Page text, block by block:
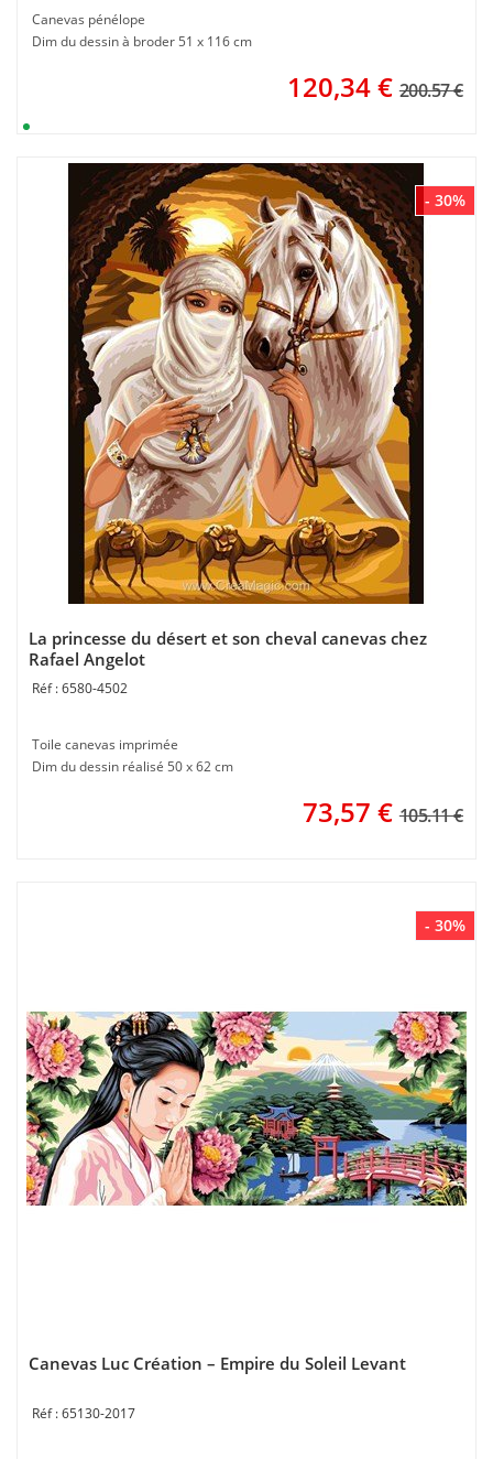
Canevas pénélope
Dim du dessin à broder 51 x 116 cm
120,34€ 200.57 €
- 30%
La princesse du désert et son cheval canevas chez
Rafael Angelot
6580-4502
Toile canevas imprimée
Dim du dessin réalisé 50 x 62 cm
73,57 € 105.11 €
- 30%
Canevas Luc Création – Empire du Soleil Levant
65130-2017